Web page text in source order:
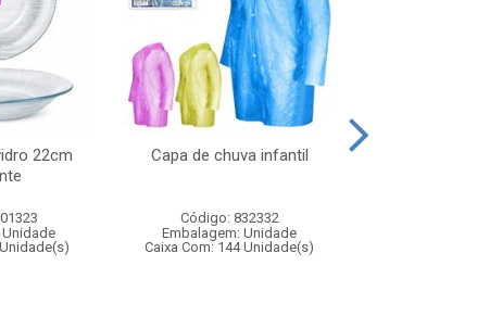
22cm
Capa de chuva infantil
Código: 832332
Embalagem: Unidade
Caixa Com: 144 Unidade(s)